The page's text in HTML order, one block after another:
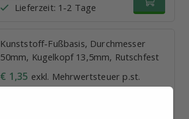
Lieferzeit: 1-2 Tage
Kunststoff-Fußbasis, Durchmesser
50mm, Kugelkopf 13,5mm, Rutschfest
€ 1,35 exkl. Mehrwertsteuer p.st.